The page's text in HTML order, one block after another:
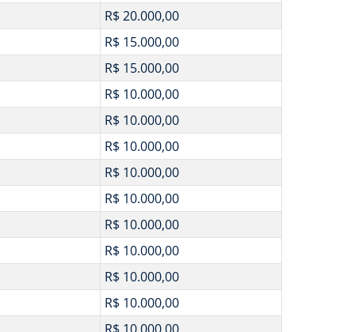
R$ 20.000,00
R$ 15.000,00
R$ 15.000,00
R$ 10.000,00
R$ 10.000,00
R$ 10.000,00
R$ 10.000,00
R$ 10.000,00
R$ 10.000,00
R$ 10.000,00
R$ 10.000,00
R$ 10.000,00